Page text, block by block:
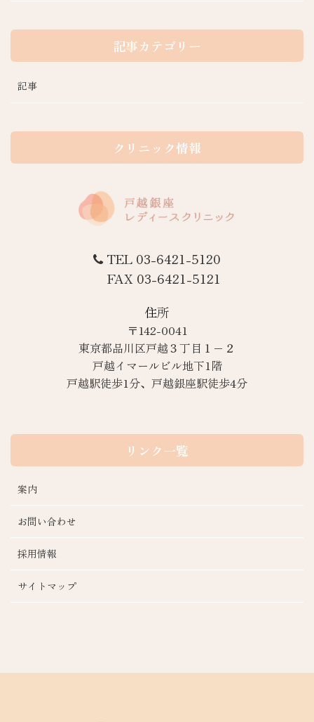
記事カテゴリー
記事
クリニック情報
TEL 03-6421-5120
FAX 03-6421-5121
住所
〒142-0041
東京都品川区戸越３丁目１−２
戸越イマールビル地下1階
戸越駅徒歩1分、戸越銀座駅徒歩4分
リンク一覧
案内
お問い合わせ
採用情報
サイトマップ